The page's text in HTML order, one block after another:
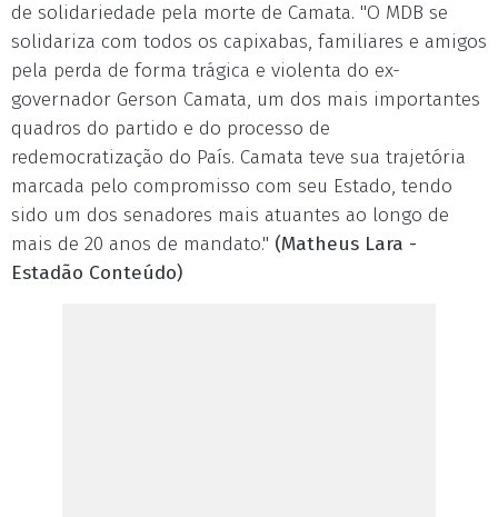
de solidariedade pela morte de Camata. "O MDB se
solidariza com todos os capixabas, familiares e amigos
pela perda de forma trágica e violenta do ex-
governador Gerson Camata, um dos mais importantes
quadros do partido e do processo de
redemocratização do País. Camata teve sua trajetória
marcada pelo compromisso com seu Estado, tendo
sido um dos senadores mais atuantes ao longo de
mais de 20 anos de mandato." (Matheus Lara -
Estadão Conteúdo)